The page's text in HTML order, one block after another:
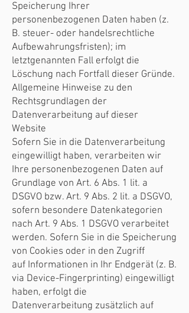
Speicherung Ihrer
personenbezogenen Daten haben (z.
B. steuer- oder handelsrechtliche
Aufbewahrungsfristen); im
letztgenannten Fall erfolgt die
Löschung nach Fortfall dieser Gründe.
Allgemeine Hinweise zu den
Rechtsgrundlagen der
Datenverarbeitung auf dieser
Website
Sofern Sie in die Datenverarbeitung
eingewilligt haben, verarbeiten wir
Ihre personenbezogenen Daten auf
Grundlage von Art. 6 Abs. 1 lit. a
DSGVO bzw. Art. 9 Abs. 2 lit. a DSGVO,
sofern besondere Datenkategorien
nach Art. 9 Abs. 1 DSGVO verarbeitet
werden. Sofern Sie in die Speicherung
von Cookies oder in den Zugriff
auf Informationen in Ihr Endgerät (z. B.
via Device-Fingerprinting) eingewilligt
haben, erfolgt die
Datenverarbeitung zusätzlich auf